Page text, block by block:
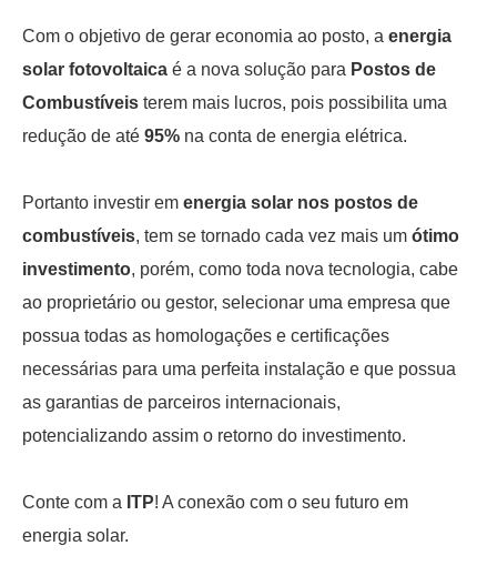
Com o objetivo de gerar economia ao posto, a energia
solar fotovoltaica é a nova solução para Postos de
Combustíveis terem mais lucros, pois possibilita uma
redução de até 95% na conta de energia elétrica.
Portanto investir em energia solar nos postos de
combustíveis, tem se tornado cada vez mais um ótimo
investimento, porém, como toda nova tecnologia, cabe
ao proprietário ou gestor, selecionar uma empresa que
possua todas as homologações e certificações
necessárias para uma perfeita instalação e que possua
as garantias de parceiros internacionais,
potencializando assim o retorno do investimento.
Conte com a ITP! A conexão com o seu futuro em
energia solar.